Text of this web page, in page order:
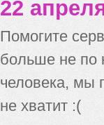
22
Помогите
больше не по
человека, мы
не хватит :(